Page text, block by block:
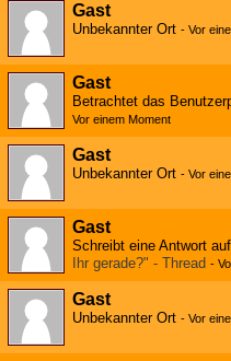
Gast
Unbekannter Ort - Vor
Gast
Betrachtet das
Vor einem Moment
Gast
Unbekannter Ort - Vor
Gast
Schreibt eine Antwort
Ihr gerade?" - Thread -
Gast
Unbekannter Ort - Vor